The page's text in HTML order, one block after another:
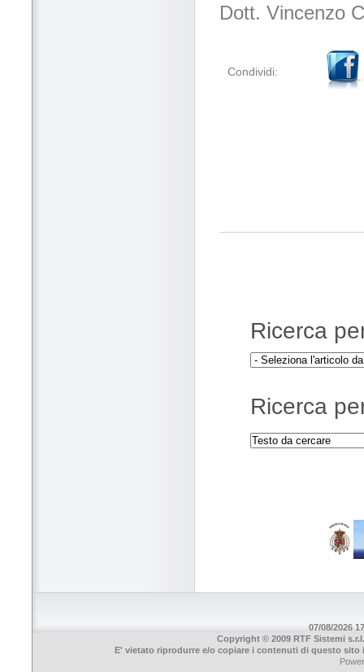
Dott. Vincenzo
Condividi:
Ricerca
Ricerca
07/08/2026
Copyright © 2009 RTF Sistemi
E' vietato riprodurre e/o copiare i contenuti di questo